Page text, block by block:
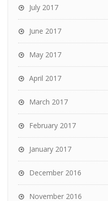
July 2017
June 2017
May 2017
April 2017
March 2017
February 2017
January 2017
December 2016
November 2016